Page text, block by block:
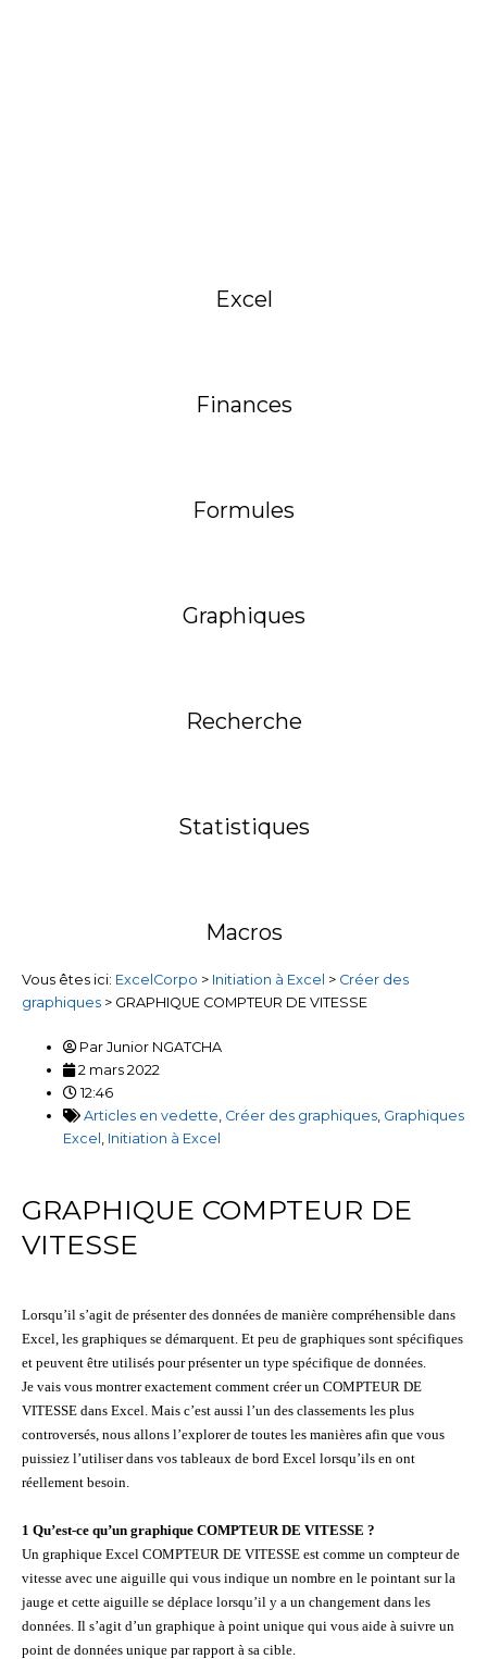
Excel
Finances
Formules
Graphiques
Recherche
Statistiques
Macros
Vous êtes ici: ExcelCorpo > Initiation à Excel > Créer des
graphiques > GRAPHIQUE COMPTEUR DE VITESSE
Par Junior NGATCHA
2 mars 2022
12:46
Articles en vedette, Créer des graphiques, Graphiques
Excel , Initiation à Excel
GRAPHIQUE COMPTEUR DE
VITESSE
Lorsqu’il s’agit de présenter des données de manière compréhensible dans
Excel, les graphiques se démarquent. Et peu de graphiques sont spécifiques
et peuvent être utilisés pour présenter un type spécifique de données.
Je vais vous montrer exactement comment créer un COMPTEUR DE
VITESSE dans Excel. Mais c’est aussi l’un des classements les plus
controversés, nous allons l’explorer de toutes les manières afin que vous
puissiez l’utiliser dans vos tableaux de bord Excel lorsqu’ils en ont
réellement besoin.
1 Qu’est-ce qu’un graphique COMPTEUR DE VITESSE ?
Un graphique Excel COMPTEUR DE VITESSE est comme un compteur de
vitesse avec une aiguille qui vous indique un nombre en le pointant sur la
jauge et cette aiguille se déplace lorsqu’il y a un changement dans les
données. Il s’agit d’un graphique à point unique qui vous aide à suivre un
point de données unique par rapport à sa cible.